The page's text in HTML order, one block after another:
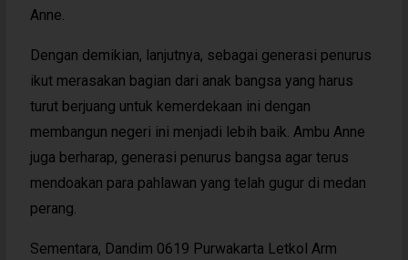
Anne.
Dengan demikian, lanjutnya, sebagai generasi penurus
ikut merasakan bagian dari anak bangsa yang harus
turut berjuang untuk kemerdekaan ini dengan
membangun negeri ini menjadi lebih baik. Ambu Anne
juga berharap, generasi penurus bangsa agar terus
mendoakan para pahlawan yang telah gugur di medan
perang.
Sementara, Dandim 0619 Purwakarta Letkol Arm